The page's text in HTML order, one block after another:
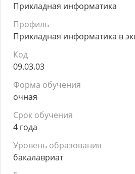
Прикладная информатика
Профиль
Прикладная информатика в
Код
09.03.03
Форма обучения
очная
Срок обучения
4 года
Уровень образования
бакалавриат